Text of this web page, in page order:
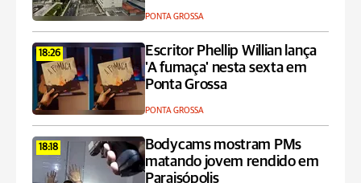
PONTA GROSSA
18:26
Escritor Phellip Willian lança
'A fumaça' nesta sexta em
Ponta Grossa
PONTA GROSSA
18:18
Bodycams mostram PMs
matando jovem rendido em
Paraisópolis